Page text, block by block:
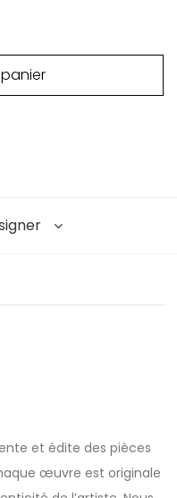
et édite des pièces
œuvre est originale